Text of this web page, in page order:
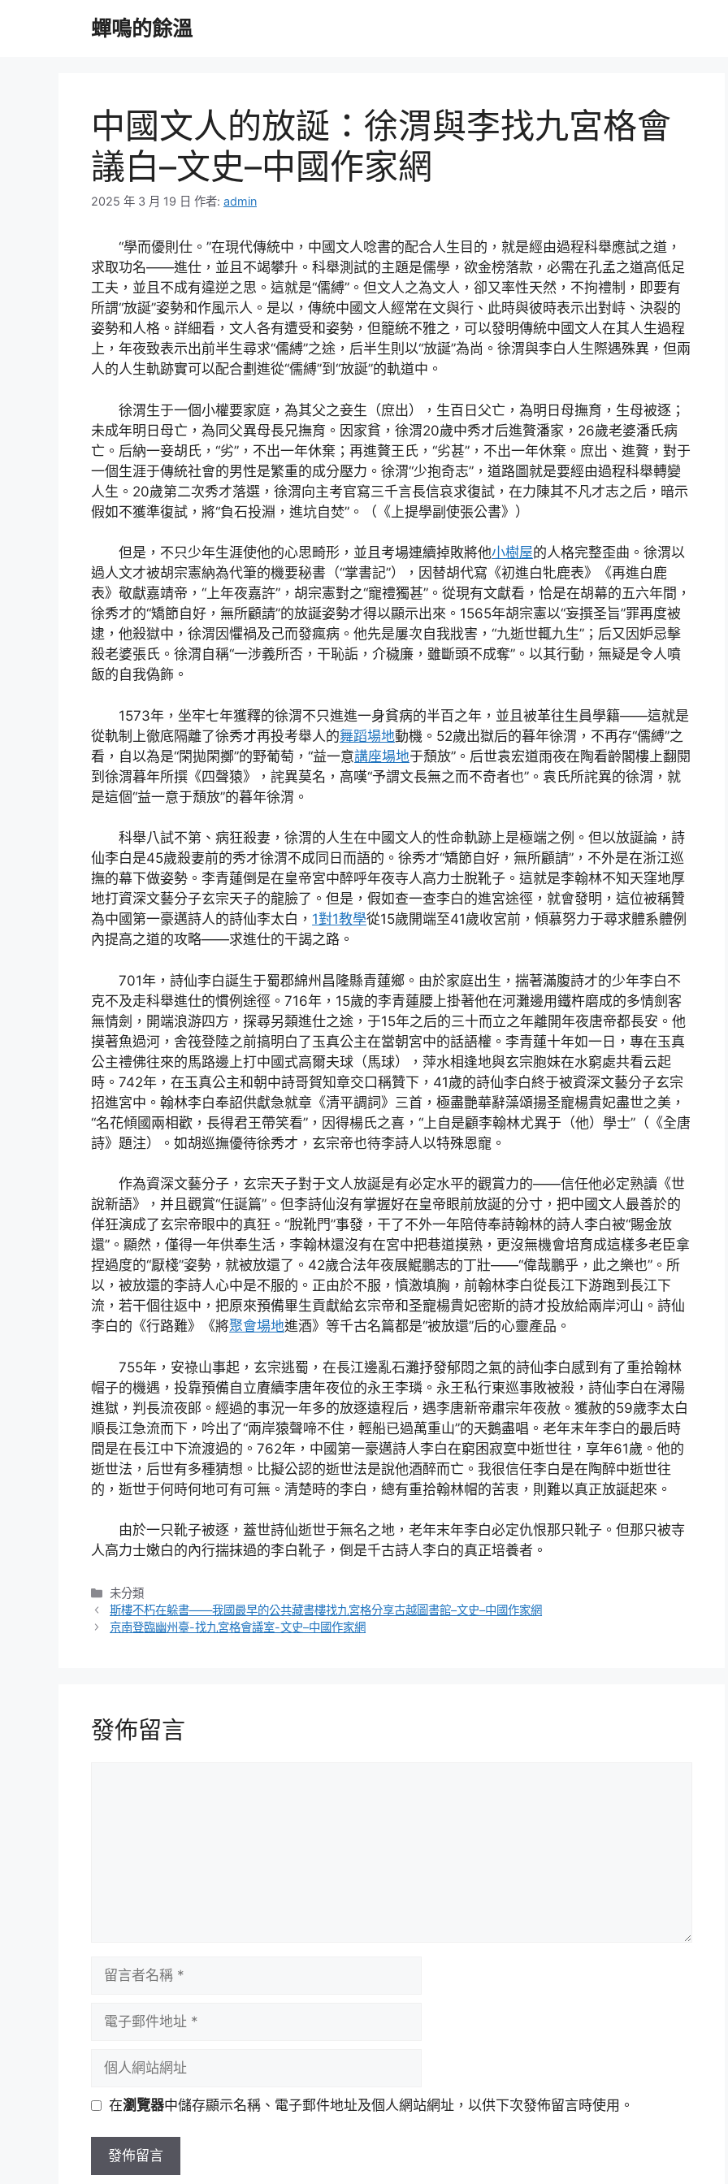
蟬鳴的餘溫
中國文人的放誕：徐渭與李找九宮格會
議白–文史–中國作家網
2025 年 3 月 19 日 作者: admin
“學而優則仕。”在現代傳統中，中國文人唸書的配合人生目的，就是經由過程科舉應試之道，
求取功名——進仕，並且不竭攀升。科舉測試的主題是儒學，欲金榜落款，必需在孔孟之道高低足
工夫，並且不成有違逆之思。這就是“儒縛”。但文人之為文人，卻又率性天然，不拘禮制，即要有
所謂“放誕”姿勢和作風示人。是以，傳統中國文人經常在文與行、此時與彼時表示出對峙、決裂的
姿勢和人格。詳細看，文人各有遭受和姿勢，但籠統不雅之，可以發明傳統中國文人在其人生過程
上，年夜致表示出前半生尋求“儒縛”之途，后半生則以“放誕”為尚。徐渭與李白人生際遇殊異，但兩
人的人生軌跡實可以配合劃進從“儒縛”到“放誕”的軌道中。
徐渭生于一個小權要家庭，為其父之妾生（庶出），生百日父亡，為明日母撫育，生母被逐；
未成年明日母亡，為同父異母長兄撫育。因家貧，徐渭20歲中秀才后進贅潘家，26歲老婆潘氏病
亡。后納一妾胡氏，“劣”，不出一年休棄；再進贅王氏，“劣甚”，不出一年休棄。庶出、進贅，對于
一個生涯于傳統社會的男性是繁重的成分壓力。徐渭“少抱奇志”，道路圖就是要經由過程科舉轉變
人生。20歲第二次秀才落選，徐渭向主考官寫三千言長信哀求復試，在力陳其不凡才志之后，暗示
假如不獲準復試，將“負石投淵，進坑自焚”。（《上提學副使張公書》）
但是，不只少年生涯使他的心思畸形，並且考場連續掉敗將他小樹屋的人格完整歪曲。徐渭以
過人文才被胡宗憲納為代筆的機要秘書（“掌書記”），因替胡代寫《初進白牝鹿表》《再進白鹿
表》敬獻嘉靖帝，“上年夜嘉許”，胡宗憲對之“寵禮獨甚”。從現有文獻看，恰是在胡幕的五六年間，
徐秀才的“矯節自好，無所顧請”的放誕姿勢才得以顯示出來。1565年胡宗憲以“妄撰圣旨”罪再度被
逮，他殺獄中，徐渭因懼禍及己而發瘋病。他先是屢次自我戕害，“九逝世輒九生”；后又因妒忌擊
殺老婆張氏。徐渭自稱“一涉義所否，干恥詬，介穢廉，雖斷頭不成奪”。以其行動，無疑是令人噴
飯的自我偽飾。
1573年，坐牢七年獲釋的徐渭不只進進一身貧病的半百之年，並且被革往生員學籍——這就是
從軌制上徹底隔離了徐秀才再投考舉人的舞蹈場地動機。52歲出獄后的暮年徐渭，不再存“儒縛”之
看，自以為是“閑拋閑擲”的野葡萄，“益一意講座場地于頹放”。后世袁宏道雨夜在陶看齡閣樓上翻閱
到徐渭暮年所撰《四聲猿》，詫異莫名，高嘆“予謂文長無之而不奇者也”。袁氏所詫異的徐渭，就
是這個“益一意于頹放”的暮年徐渭。
科舉八試不第、病狂殺妻，徐渭的人生在中國文人的性命軌跡上是極端之例。但以放誕論，詩
仙李白是45歲殺妻前的秀才徐渭不成同日而語的。徐秀才“矯節自好，無所顧請”，不外是在浙江巡
撫的幕下做姿勢。李青蓮倒是在皇帝宮中醉呼年夜寺人高力士脫靴子。這就是李翰林不知天窪地厚
地打資深文藝分子玄宗天子的龍臉了。但是，假如查一查李白的進宮途徑，就會發明，這位被稱贊
為中國第一豪邁詩人的詩仙李太白， 1對1教學從15歲開端至41歲收宮前，傾慕努力于尋求體系體例
內提高之道的攻略——求進仕的干謁之路。
701年，詩仙李白誕生于蜀郡綿州昌隆縣青蓮鄉。由於家庭出生，揣著滿腹詩才的少年李白不
克不及走科舉進仕的慣例途徑。716年，15歲的李青蓮腰上掛著他在河灘邊用鐵杵磨成的多情劍客
無情劍，開端浪游四方，探尋另類進仕之途，于15年之后的三十而立之年離開年夜唐帝都長安。他
摸著魚過河，舍筏登陸之前搞明白了玉真公主在當朝宮中的話語權。李青蓮十年如一日，專在玉真
公主禮佛往來的馬路邊上打中國式高爾夫球（馬球），萍水相逢地與玄宗胞妹在水窮處共看云起
時。742年，在玉真公主和朝中詩哥賀知章交口稱贊下，41歲的詩仙李白終于被資深文藝分子玄宗
招進宮中。翰林李白奉詔供獻急就章《清平調詞》三首，極盡艷華辭藻頌揚圣寵楊貴妃盡世之美，
“名花傾國兩相歡，長得君王帶笑看”，因得楊氏之喜，“上自是顧李翰林尤異于（他）學士”（《全唐
詩》題注）。如胡巡撫優待徐秀才，玄宗帝也待李詩人以特殊恩寵。
作為資深文藝分子，玄宗天子對于文人放誕是有必定水平的觀賞力的——信任他必定熟讀《世
說新語》，并且觀賞“任誕篇”。但李詩仙沒有掌握好在皇帝眼前放誕的分寸，把中國文人最善於的
佯狂演成了玄宗帝眼中的真狂。“脫靴門”事發，干了不外一年陪侍奉詩翰林的詩人李白被“賜金放
還”。顯然，僅得一年供奉生活，李翰林還沒有在宮中把巷道摸熟，更沒無機會培育成這樣多老臣拿
捏過度的“厭棧”姿勢，就被放還了。42歲合法年夜展鯤鵬志的丁壯——“偉哉鵬乎，此之樂也”。所
以，被放還的李詩人心中是不服的。正由於不服，憤激填胸，前翰林李白從長江下游跑到長江下
流，若干個往返中，把原來預備畢生貢獻給玄宗帝和圣寵楊貴妃密斯的詩才投放給兩岸河山。詩仙
李白的《行路難》《將聚會場地進酒》等千古名篇都是“被放還”后的心靈產品。
755年，安祿山事起，玄宗逃蜀，在長江邊亂石灘抒發郁悶之氣的詩仙李白感到有了重拾翰林
帽子的機遇，投靠預備自立賡續李唐年夜位的永王李璘。永王私行東巡事敗被殺，詩仙李白在潯陽
進獄，判長流夜郞。經過的事況一年多的放逐遠程后，遇李唐新帝肅宗年夜赦。獲赦的59歲李太白
順長江急流而下，吟出了“兩岸猿聲啼不住，輕船已過萬重山”的天鵝盡唱。老年末年李白的最后時
間是在長江中下流渡過的。762年，中國第一豪邁詩人李白在窮困寂寞中逝世往，享年61歲。他的
逝世法，后世有多種猜想。比擬公認的逝世法是說他酒醉而亡。我很信任李白是在陶醉中逝世往
的，逝世于何時何地可有可無。清楚時的李白，總有重拾翰林帽的苦衷，則難以真正放誕起來。
由於一只靴子被逐，蓋世詩仙逝世于無名之地，老年末年李白必定仇恨那只靴子。但那只被寺
人高力士嫩白的內行揣抹過的李白靴子，倒是千古詩人李白的真正培養者。
分
類
未分類
斯樓不朽在躲書——我國最早的公共藏書樓找九宮格分享古越圖書館–文史–中國作家網
京南登臨幽州臺-找九宮格會議室-文史–中國作家網
發佈留言
址
網
網
在瀏覽器中儲存顯示名稱、電子郵件地址及個人網站網址，以供下次發佈留言時使用。